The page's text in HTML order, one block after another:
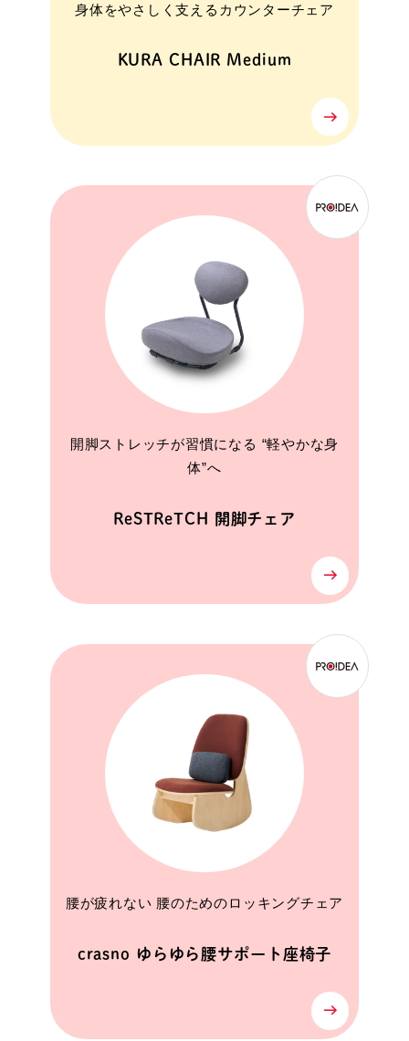
身体をやさしく支えるカウンターチェア
KURA CHAIR Medium
開脚ストレッチが習慣になる “軽やかな身
体”へ
ReSTReTCH 開脚チェア
腰が疲れない 腰のためのロッキングチェア
crasno ゆらゆら腰サポート座椅子